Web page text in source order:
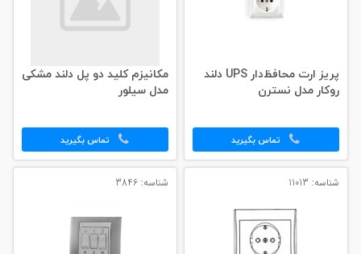
پریز ارت محافظ‌دار UPS دلند
روکار مدل نسترن
تماس بگیرید
مکانیزم کلید دو پل دلند مشکی
مدل سیلور
تماس بگیرید
شناسه: 11013 شناسه: 3846